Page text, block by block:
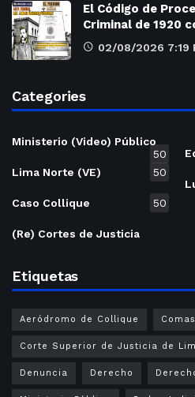
El Código de
Criminal de 1920
02/08/2026 7:19
Categories
Ministerio (Video) Público
50
Lima Norte (VE)
50
Caso Collique 50
(Re) Cortes de Justicia
Etiquetas
Aeródromo de Collique Comas
Corte Superior de Justicia de
Denuncia Derecho